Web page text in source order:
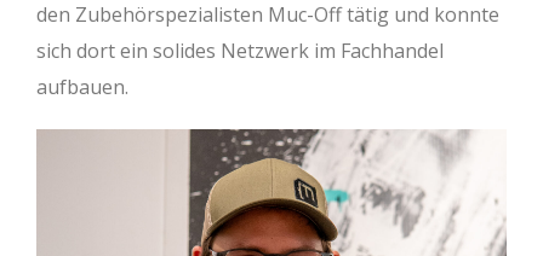
den Zubehörspezialisten Muc-Off tätig und konnte
sich dort ein solides Netzwerk im Fachhandel
aufbauen.